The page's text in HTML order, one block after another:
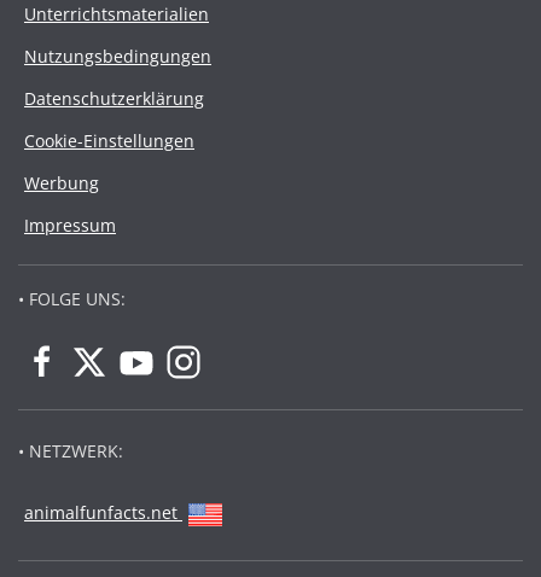
Unterrichtsmaterialien
Nutzungsbedingungen
Datenschutzerklärung
Cookie-Einstellungen
Werbung
Impressum
• FOLGE UNS:
• NETZWERK:
animalfunfacts.net